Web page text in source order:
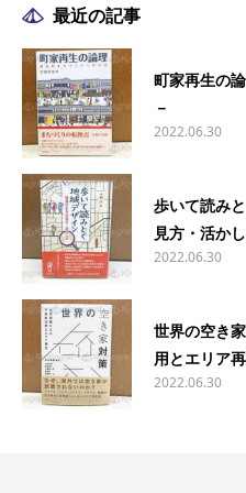
最近の記事
町家再生の
－
2022.06.30
歩いて読み
見方・活か
2022.06.30
世界の空き
用とエリア
2022.06.30